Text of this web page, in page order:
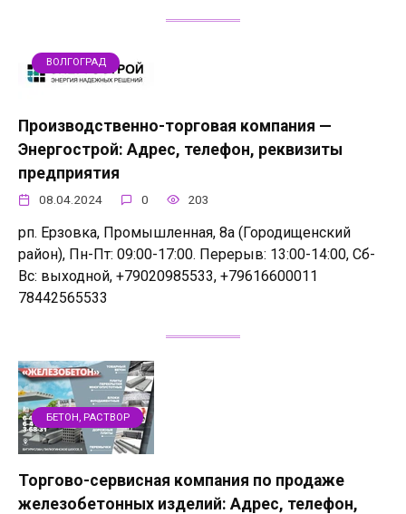
ВОЛГОГРАД
Производственно-торговая компания —
Энергострой: Адрес, телефон, реквизиты
предприятия
08.04.2024 0 203
рп. Ерзовка, Промышленная, 8а (Городищенский
район), Пн-Пт: 09:00-17:00. Перерыв: 13:00-14:00, Сб-
Вс: выходной, +79020985533, +79616600011
78442565533
БЕТОН, РАСТВОР
Торгово-сервисная компания по продаже
железобетонных изделий: Адрес, телефон,